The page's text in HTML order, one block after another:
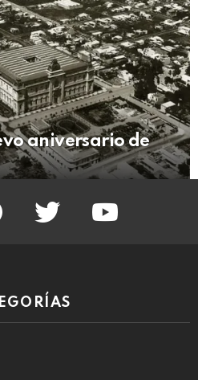
aniversario de
twitter